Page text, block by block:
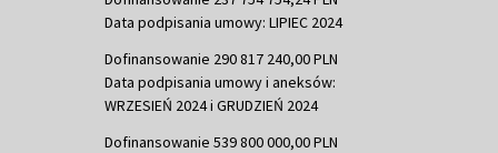
Data podpisania umowy: LIPIEC 2024
Dofinansowanie 290 817 240,00 PLN
Data podpisania umowy i aneksów:
WRZESIEŃ 2024 i GRUDZIEŃ 2024
Dofinansowanie 539 800 000,00 PLN